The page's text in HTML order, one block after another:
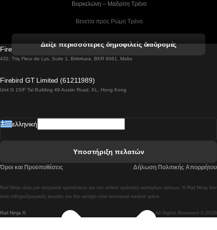
Βαρκελώνη – Μαδρίτη Tρένο
Βενετία προς Ρώμη Τρένο
Βιέννη προς Σάλτσμπουργκ Τρένα
Βουδαπέστη προς Πράγα Tρένο
Λισαβόνα προς Λάγος Tρένο
Λισαβόνα προς Μαδρίτη Τρένα
Δείξε περισσότερες δημοφιλείς διαδρομές
Firebird GT Limited (OC 1451)
432, Triq Fleur de Lys, Suite 1, Birkirkara, BKR 9061, Malta
Firebird GT Limited (61211989)
Unit G 15/F Tal Building 49 Austin Road, KL, Hong Kong
Rail Ninja ® All Rights Reserved © 2026
Rail Ninja είναι μια υπηρεσία κρατήσεων για την online κράτηση εισιτηρίων τρένων. Η Rail Ninja δεν
είναι σιδηροδρομικός φορέας και δεν κατέχει ούτε λειτουργεί κανένα τρένο.
ελληνική
Υποστήριξη πελατών
Όροι και Προϋποθέσεις Δήλωση Πολιτικής Απορρήτου